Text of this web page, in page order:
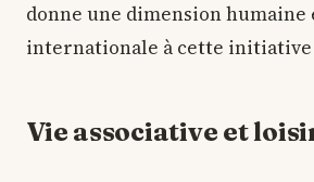
donne une dimension humaine
internationale à cette
Vie associative et